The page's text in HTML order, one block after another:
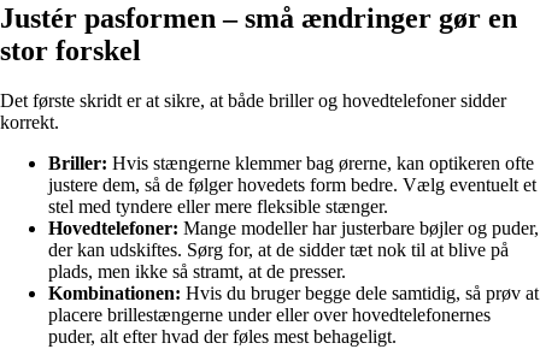
Justér pasformen – små ændringer gør en
stor forskel
Det første skridt er at sikre, at både briller og hovedtelefoner sidder
korrekt.
Briller: Hvis stængerne klemmer bag ørerne, kan optikeren ofte
justere dem, så de følger hovedets form bedre. Vælg eventuelt et
stel med tyndere eller mere fleksible stænger.
Hovedtelefoner: Mange modeller har justerbare bøjler og puder,
der kan udskiftes. Sørg for, at de sidder tæt nok til at blive på
plads, men ikke så stramt, at de presser.
Kombinationen: Hvis du bruger begge dele samtidig, så prøv at
placere brillestængerne under eller over hovedtelefonernes
puder, alt efter hvad der føles mest behageligt.